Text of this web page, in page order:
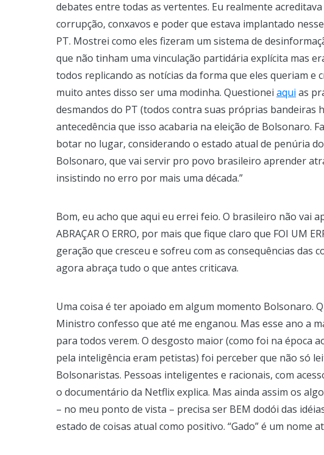
debates entre todas as vertentes. Eu realmente
corrupção, conxavos e poder que estava implantado
PT. Mostrei como eles fizeram um sistema de
que não tinham uma vinculação partidária explícita mas
todos replicando as notícias da forma que eles queriam e
muito antes disso ser uma modinha. Questionei aqui as
desmandos do PT (todos contra suas próprias bandeiras
antecedência que isso acabaria na eleição de Bolsonaro.
botar no lugar, considerando o estado atual de penúria
Bolsonaro, que vai servir pro povo brasileiro aprender
insistindo no erro por mais uma década.”
Bom, eu acho que aqui eu errei feio. O brasileiro não vai
ABRAÇAR O ERRO, por mais que fique claro que FOI UM
geração que cresceu e sofreu com as consequências das
agora abraça tudo o que antes criticava.
Uma coisa é ter apoiado em algum momento Bolsonaro.
Ministro confesso que até me enganou. Mas esse ano a
para todos verem. O desgosto maior (como foi na época
pela inteligência eram petistas) foi perceber que não só
Bolsonaristas. Pessoas inteligentes e racionais, com
o documentário da Netflix explica. Mas ainda assim os
– no meu ponto de vista – precisa ser BEM dodói das
estado de coisas atual como positivo. “Gado” é um nome